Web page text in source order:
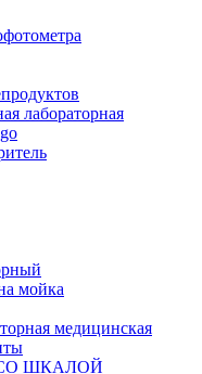
лабораторная
мойка
медицинская
ШКАЛОЙ